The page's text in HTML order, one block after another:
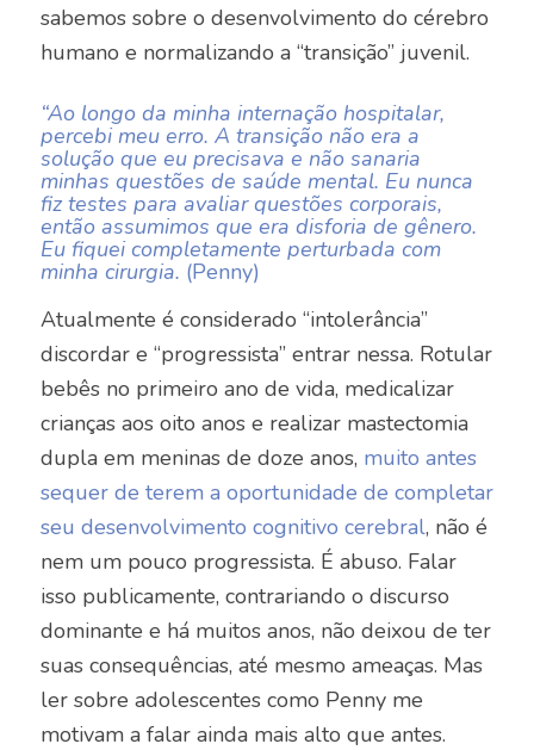
sabemos sobre o desenvolvimento do cérebro
humano e normalizando a “transição” juvenil.
“Ao longo da minha internação hospitalar,
percebi meu erro. A transição não era a
solução que eu precisava e não sanaria
minhas questões de saúde mental. Eu nunca
fiz testes para avaliar questões corporais,
então assumimos que era disforia de gênero.
Eu fiquei completamente perturbada com
minha cirurgia. (Penny)
Atualmente é considerado “intolerância”
discordar e “progressista” entrar nessa. Rotular
bebês no primeiro ano de vida, medicalizar
crianças aos oito anos e realizar mastectomia
dupla em meninas de doze anos, muito antes
sequer de terem a oportunidade de completar
seu desenvolvimento cognitivo cerebral, não é
nem um pouco progressista. É abuso. Falar
isso publicamente, contrariando o discurso
dominante e há muitos anos, não deixou de ter
suas consequências, até mesmo ameaças. Mas
ler sobre adolescentes como Penny me
motivam a falar ainda mais alto que antes.